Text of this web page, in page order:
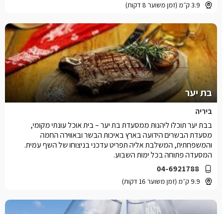
3.9 ק״מ (זמן משוער 8 דקות)
בת יער
ביריה
04-6921788
9.9 ק״מ (זמן משוער 16 דקות)
בבת יער תוכלו ליהנות ממסעדת בת יער – בית אוכל עונתי מקומי,
מסעדת הבשרים הידועה בארץ באיכות הבשר ובאווירה החמה
והמשפחתית, המשלבת אליה תפריט עדכני בניצוחו של השף עמית.
המסעדה פתוחה בכל ימות השבוע.